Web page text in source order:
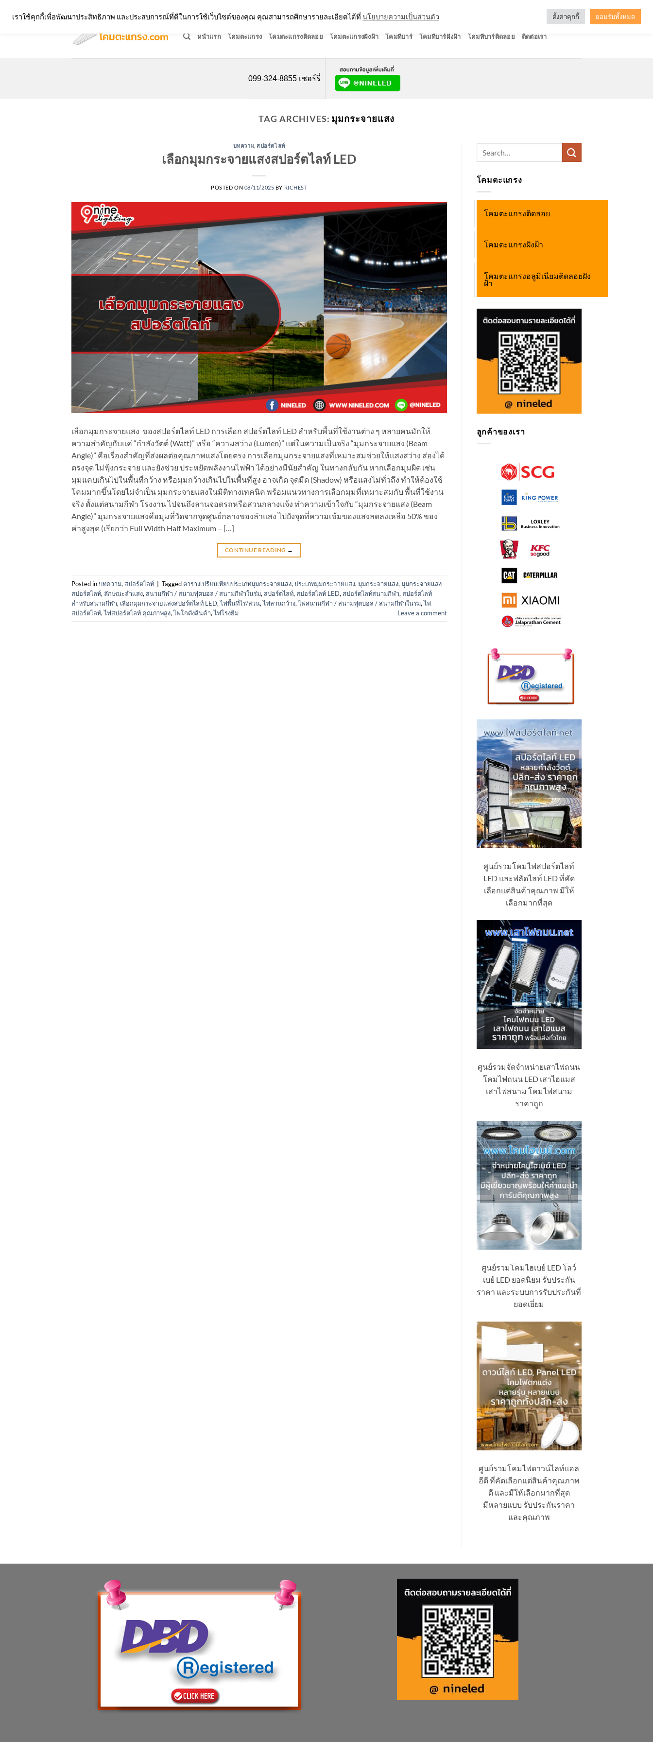
หน้าแรก โคมตะแกรง โคมตะแกรงติดลอย โคมตะแกรงฝังฝ้า โคมทีบาร์ โคมทีบาร์ฝังฝ้า โคมทีบาร์ติดลอย ติดต่อเรา
099-324-8855 เชอร์รี่
TAG ARCHIVES: มุมกระจายแสง
บทความ สปอร์ตไลท์
เลือกมุมกระจายแสงสปอร์ตไลท์ LED
POSTED ON 08/11/2025 BY RICHEST
เลือกมุมกระจายแสง ของสปอร์ตไลท์ LED การเลือก สปอร์ตไลท์ LED สำหรับพื้นที่ใช้งานต่าง ๆ หลายคนมักให้
ความสำคัญกับแค่ “กำลังวัตต์ (Watt)” หรือ “ความสว่าง (Lumen)” แต่ในความเป็นจริง “มุมกระจายแสง (Beam
Angle)” คือเรื่องสำคัญที่ส่งผลต่อคุณภาพแสงโดยตรง การเลือกมุมกระจายแสงที่เหมาะสมช่วยให้แสงสว่าง ส่องได้
ตรงจุด ไม่ฟุ้งกระจาย และยังช่วย ประหยัดพลังงานไฟฟ้า ได้อย่างมีนัยสำคัญ ในทางกลับกัน หากเลือกมุมผิด เช่น
มุมแคบเกินไปในพื้นที่กว้าง หรือมุมกว้างเกินไปในพื้นที่สูง อาจเกิด จุดมืด (Shadow) หรือแสงไม่ทั่วถึง ทำให้ต้องใช้
โคมมากขึ้นโดยไม่จำเป็น มุมกระจายแสงในมิติทางเทคนิค พร้อมแนวทางการเลือกมุมที่เหมาะสมกับ พื้นที่ใช้งาน
จริง ตั้งแต่สนามกีฬา โรงงาน ไปจนถึงลานจอดรถหรือสวนกลางแจ้ง ทำความเข้าใจกับ “มุมกระจายแสง (Beam
Angle)” มุมกระจายแสงคือมุมที่วัดจากจุดศูนย์กลางของลำแสง ไปยังจุดที่ความเข้มของแสงลดลงเหลือ 50% ของ
ค่าสูงสุด (เรียกว่า Full Width Half Maximum – […]
CONTINUE READING →
Posted inบทความ, สปอร์ตไลท์ Tagged ตารางเปรียบเทียบประเภทมุมกระจายแสง, ประเภทมุมกระจายแสง, มุมกระจายแสง, มุมกระจายแสง
สปอร์ตไลท์, ลักษณะลำแสง, สนามกีฬา / สนามฟุตบอล / สนามกีฬาในร่ม, สปอร์ตไลท์, สปอร์ตไลท์ LED, สปอร์ตไลท์สนามกีฬา, สปอร์ตไลท์
สำหรับสนามกีฬา, เลือกมุมกระจายแสงสปอร์ตไลท์ LED,ไฟพื้นที่ไร่/สวน,ไฟลานกว้าง,ไฟสนามกีฬา / สนามฟุตบอล / สนามกีฬาในร่ม,ไฟ
สปอร์ตไลท์,ไฟสปอร์ตไลท์ คุณภาพสูง,ไฟโกดังสินค้า,ไฟโรงยิม Leave a comment
โคมตะแกรง
โคมตะแกรงติดลอย
โคมตะแกรงฝังฝ้า
โคมตะแกรงอลูมิเนียมติดลอยฝัง
ฝ้า
ลูกค้าของเรา
ศูนย์รวมโคมไฟสปอร์ตไลท์
LED และฟลัดไลท์ LED ที่คัด
เลือกแต่สินค้าคุณภาพ มีให้
เลือกมากที่สุด
ศูนย์รวมจัดจำหน่ายเสาไฟถนน
โคมไฟถนน LED เสาไฮแมส
เสาไฟสนาม โคมไฟสนาม
ราคาถูก
ศูนย์รวมโคมไฮเบย์ LED โลว์
เบย์ LED ยอดนิยม รับประกัน
ราคา และระบบการรับประกันที่
ยอดเยี่ยม
ศูนย์รวมโคมไฟดาวน์ไลท์แอล
อีดี ที่คัดเลือกแต่สินค้าคุณภาพ
ดี และมีให้เลือกมากที่สุด
มีหลายแบบ รับประกันราคา
และคุณภาพ
เราใช้คุกกี้เพื่อพัฒนาประสิทธิภาพ และประสบการณ์ที่ดีในการใช้เว็บไซต์ของคุณ คุณสามารถศึกษารายละเอียดได้ที่ นโยบายความเป็นส่วนตัว ตั้งค่าคุกกี้ ยอมรับทั้งหมด